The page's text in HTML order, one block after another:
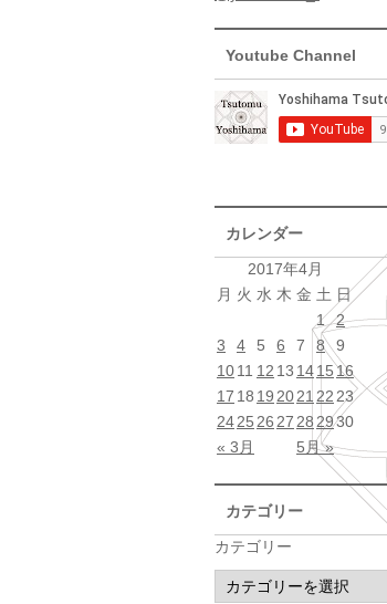
Youtube Channel
カレンダー
2017年4月
月 火 水 木 金 土 日
« 3月 5月 »
1
2
3
4 5 6 7 8
9
1011 12 13 141516
17 18 1920212223
24252627282930
カテゴリー
カテゴリー